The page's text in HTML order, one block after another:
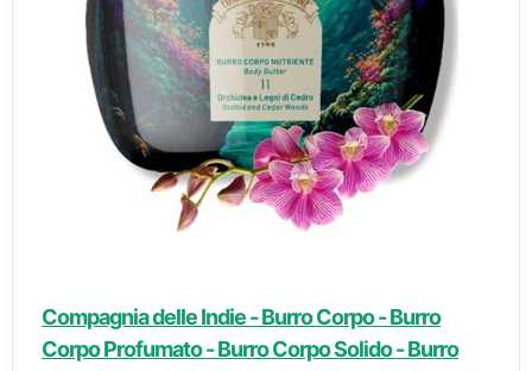
Compagnia delle Indie - Burro Corpo - Burro
Corpo Profumato - Burro Corpo Solido - Burro